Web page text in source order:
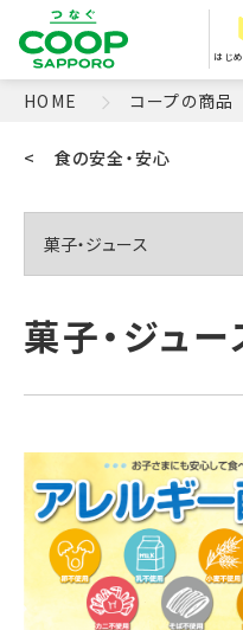
はじ
HOME コープの商品
< 食の安全・安心